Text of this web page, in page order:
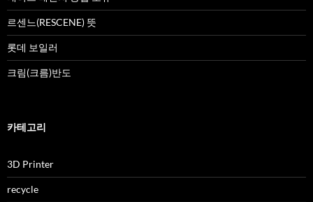
르센느(RESCENE) 뜻
롯데 보일러
크림(크름)반도
카테고리
3D Printer
recycle